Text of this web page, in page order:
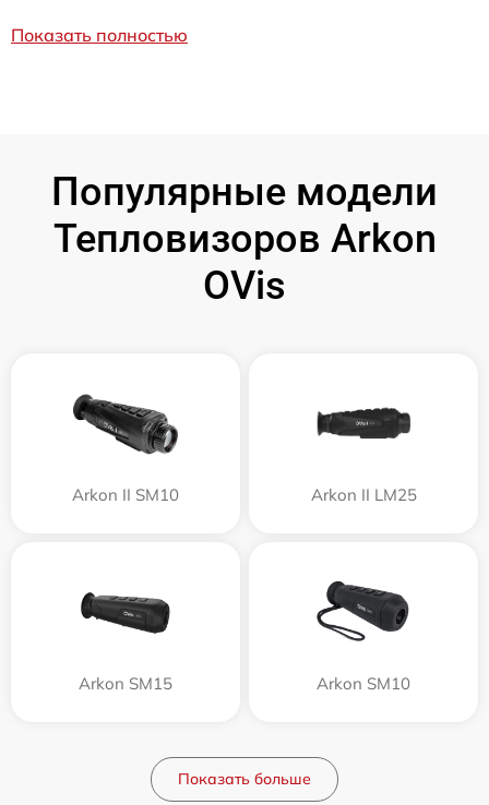
Показать полностью
Популярные модели
Тепловизоров Arkon
OVis
Arkon II SM10 Arkon II LM25
Arkon SM15 Arkon SM10
Показать больше